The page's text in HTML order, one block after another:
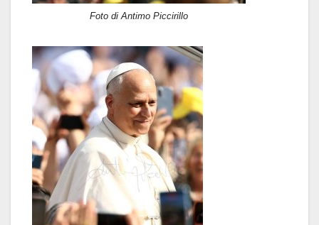
Foto di Antimo Piccirillo